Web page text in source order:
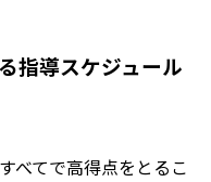
指導スケジュール
べてで高得点をとるこ